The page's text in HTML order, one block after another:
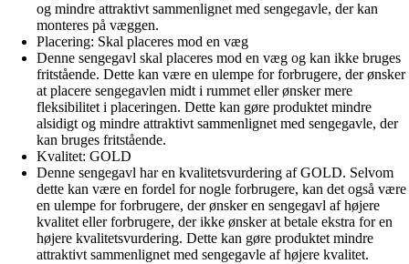
og mindre attraktivt sammenlignet med sengegavle, der kan
monteres på væggen.
Placering: Skal placeres mod en væg
Denne sengegavl skal placeres mod en væg og kan ikke bruges
fritstående. Dette kan være en ulempe for forbrugere, der ønsker
at placere sengegavlen midt i rummet eller ønsker mere
fleksibilitet i placeringen. Dette kan gøre produktet mindre
alsidigt og mindre attraktivt sammenlignet med sengegavle, der
kan bruges fritstående.
Kvalitet: GOLD
Denne sengegavl har en kvalitetsvurdering af GOLD. Selvom
dette kan være en fordel for nogle forbrugere, kan det også være
en ulempe for forbrugere, der ønsker en sengegavl af højere
kvalitet eller forbrugere, der ikke ønsker at betale ekstra for en
højere kvalitetsvurdering. Dette kan gøre produktet mindre
attraktivt sammenlignet med sengegavle af højere kvalitet.